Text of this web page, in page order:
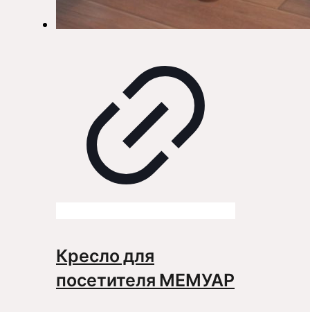
Кресло для
посетителя МЕМУАР